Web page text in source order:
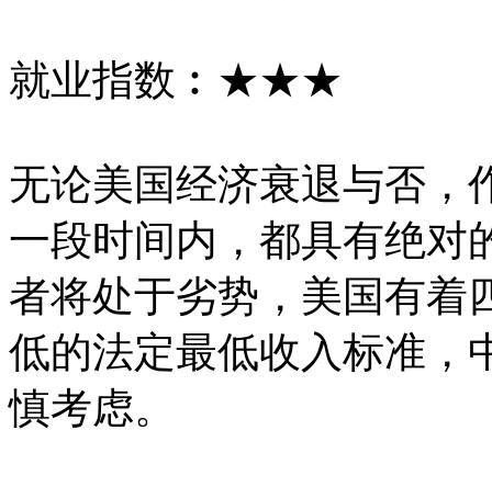
就业指数︰★★★
无论美国经济衰退与否，
一段时间内，都具有绝对
者将处于劣势，美国有着
低的法定最低收入标准，
慎考虑。